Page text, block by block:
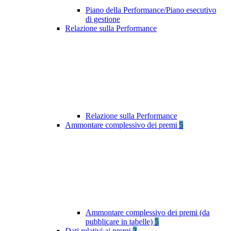
Piano della Performance/Piano esecutivo
di gestione
Relazione sulla Performance
Relazione sulla Performance
Ammontare complessivo dei premi 5
Ammontare complessivo dei premi (da
pubblicare in tabelle) 5